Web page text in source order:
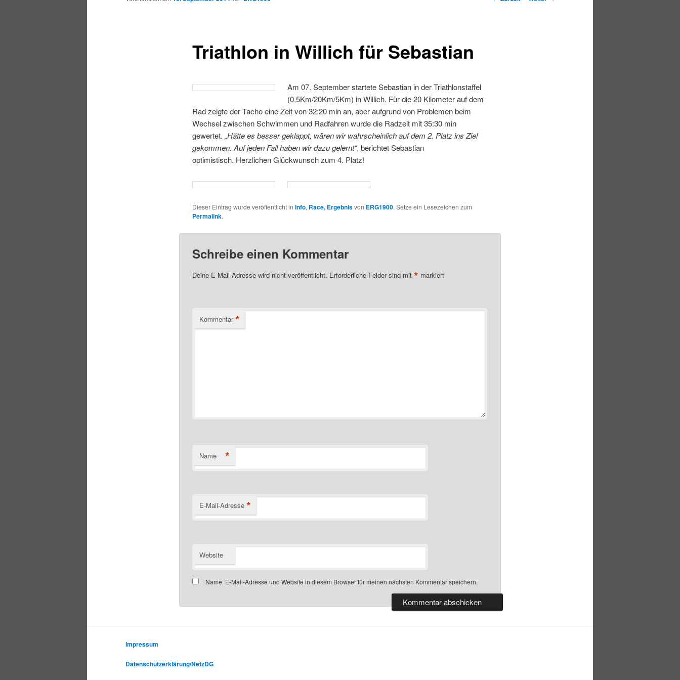
Triathlon in Willich für Sebastian
Am 07. September startete Sebastian in der Triathlonstaffel
(0,5Km/20Km/5Km) in Willich. Für die 20 Kilometer auf dem
Rad zeigte der Tacho eine Zeit von 32:20 min an, aber aufgrund von Problemen beim
Wechsel zwischen Schwimmen und Radfahren wurde die Radzeit mit 35:30 min
gewertet. „Hätte es besser geklappt, wären wir wahrscheinlich auf dem 2. Platz ins Ziel
gekommen. Auf jeden Fall haben wir dazu gelernt“, berichtet Sebastian
optimistisch. Herzlichen Glückwunsch zum 4. Platz!
Dieser Eintrag wurde veröffentlicht in Info, Race, Ergebnisvon ERG1900. Setze ein Lesezeichen zum
Permalink.
Schreibe einen Kommentar
Deine E-Mail-Adresse wird nicht veröffentlicht. Erforderliche Felder sind mit * markiert
Kommentar *
Name *
E-Mail-Adresse *
Website
Name, E-Mail-Adresse und Website in diesem Browser für meinen nächsten Kommentar speichern.
Impressum
Datenschutzerklärung/NetzDG